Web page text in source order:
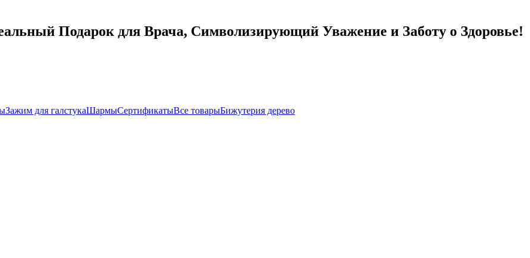
Подарок для Врача, Символизирующий Уважение и Заботу о Здоровье!
Зажим для галстукаШармыСертификатыВсе товарыБижутерия дерево